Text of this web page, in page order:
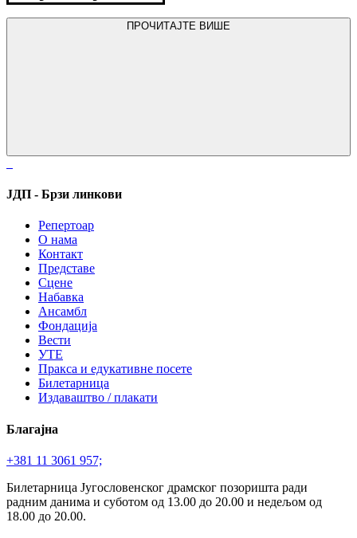
ПРОЧИТАЈТЕ ВИШЕ
ЈДП - Брзи линкови
Репертоар
О нама
Контакт
Представе
Сцене
Набавка
Ансамбл
Фондација
Вести
УТЕ
Пракса и едукативне посете
Билетарница
Издаваштво / плакати
Благајна
+381 11 3061 957;
Билетарница Југословенског драмског позоришта ради
радним данима и суботом од 13.00 до 20.00 и недељом од
18.00 до 20.00.